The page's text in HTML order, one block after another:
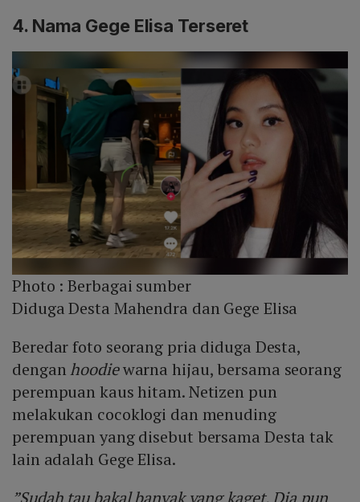
4. Nama Gege Elisa Terseret
Photo :Berbagai sumber
Diduga Desta Mahendra dan Gege Elisa
Beredar foto seorang pria diduga Desta,
denganhoodiewarna hijau, bersama seorang
perempuan kaus hitam. Netizen pun
melakukan cocoklogi dan menuding
perempuan yang disebut bersama Desta tak
lain adalah Gege Elisa.